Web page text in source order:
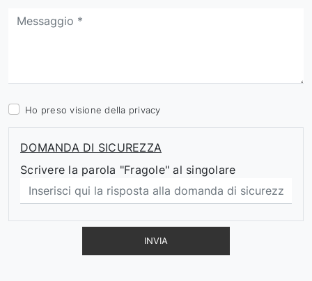
Ho preso visione della privacy
DOMANDA DI SICUREZZA
Scrivere la parola "Fragole" al singolare
INVIA